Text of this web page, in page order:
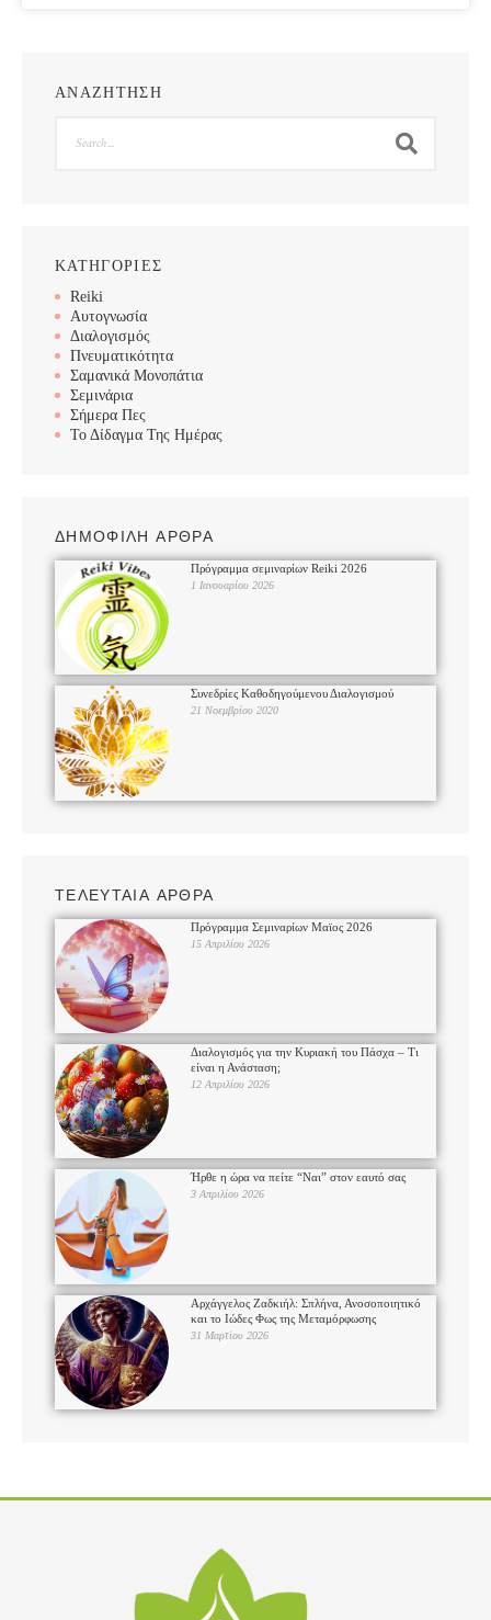
ΑΝΑΖΗΤΗΣΗ
ΚΑΤΗΓΟΡΙΕΣ
Reiki
Αυτογνωσία
Διαλογισμός
Πνευματικότητα
Σαμανικά Μονοπάτια
Σεμινάρια
Σήμερα Πες
Το Δίδαγμα Της Ημέρας
ΔΗΜΟΦΙΛΗ ΑΡΘΡΑ
Πρόγραμμα σεμιναρίων Reiki 2026
1 Ιανουαρίου 2026
Συνεδρίες Καθοδηγούμενου Διαλογισμού
21 Νοεμβρίου 2020
ΤΕΛΕΥΤΑΙΑ ΑΡΘΡΑ
Πρόγραμμα Σεμιναρίων Μαϊος 2026
15 Απριλίου 2026
Διαλογισμός για την Κυριακή του Πάσχα – Τι
είναι η Ανάσταση;
12 Απριλίου 2026
Ήρθε η ώρα να πείτε “Ναι” στον εαυτό σας
3 Απριλίου 2026
Αρχάγγελος Ζαδκιήλ: Σπλήνα, Ανοσοποιητικό
και το Ιώδες Φως της Μεταμόρφωσης
31 Μαρτίου 2026